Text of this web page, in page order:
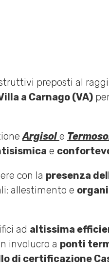
preposti al
a Carnago (VA)
Argisol e
e
con la presenza
allestimento e
ad altissima
involucro a ponti
di certificazione